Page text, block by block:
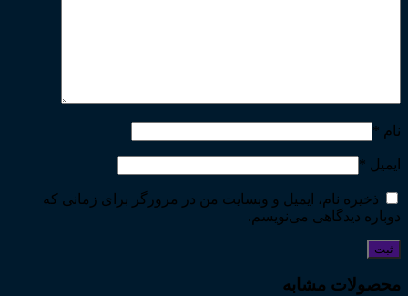
نام *
ایمیل *
ذخیره نام، ایمیل و وبسایت من در مرورگر برای زمانی که
دوباره دیدگاهی می‌نویسم.
محصولات مشابه